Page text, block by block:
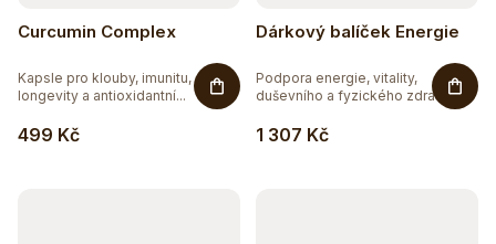
Curcumin Complex
499 Kč
Kapsle pro klouby, imunitu,
longevity a antioxidantní...
Dárkový balíček Energie
1 307 Kč
Podpora energie, vitality,
duševního a fyzického zdraví....